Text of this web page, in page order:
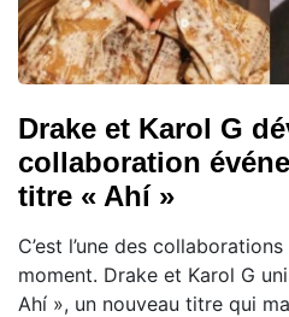
Drake et Karol G
collaboration
titre « Ahí »
C’est l’une des
moment. Drake et Karol G
Ahí », un nouveau titre qui